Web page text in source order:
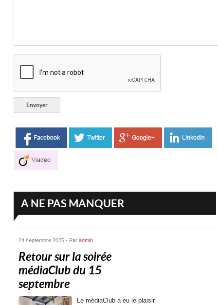
A NE PAS MANQUER
24 septembre 2025 - Paradmin
Retour sur la soirée
médiaClub du 15
septembre
Le médiaClub a eu le plaisir